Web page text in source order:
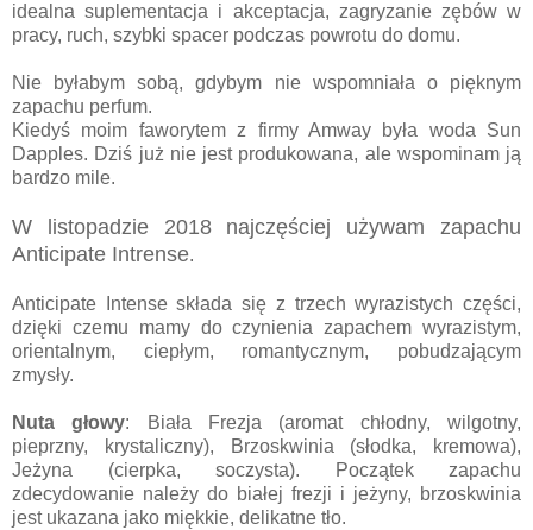
idealna suplementacja i akceptacja, zagryzanie zębów w
pracy, ruch, szybki spacer podczas powrotu do domu.
Nie byłabym sobą, gdybym nie wspomniała o pięknym
zapachu perfum.
Kiedyś moim faworytem z firmy Amway była woda Sun
Dapples. Dziś już nie jest produkowana, ale wspominam ją
bardzo mile.
W listopadzie 2018 najczęściej używam zapachu
Anticipate Intrense.
Anticipate Intense składa się z trzech wyrazistych części,
dzięki czemu mamy do czynienia zapachem wyrazistym,
orientalnym, ciepłym, romantycznym, pobudzającym
zmysły.
Nuta głowy: Biała Frezja (aromat chłodny, wilgotny,
pieprzny, krystaliczny), Brzoskwinia (słodka, kremowa),
Jeżyna (cierpka, soczysta). Początek zapachu
zdecydowanie należy do białej frezji i jeżyny, brzoskwinia
jest ukazana jako miękkie, delikatne tło.